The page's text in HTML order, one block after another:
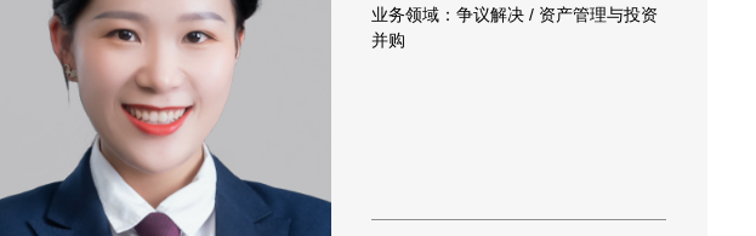
业务领域：争议解决 / 资产管理与投资
并购